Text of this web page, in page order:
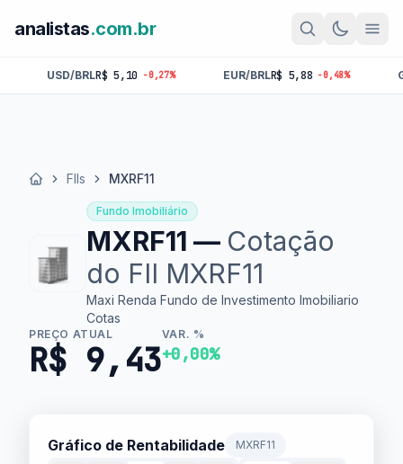
analistas.com.br
R$ 5,10 -0,27% EUR/BRL R$ 5,88 -0,48% GBP/BRL R$
Início FIIs MXRF11
Fundo Imobiliário
MXRF11 — Cotação
do FII MXRF11
Maxi Renda Fundo de Investimento Imobiliario
Cotas
PREÇO ATUAL
R$ 9,43
VAR. %
+0,00%
Gráfico de Rentabilidade MXRF11